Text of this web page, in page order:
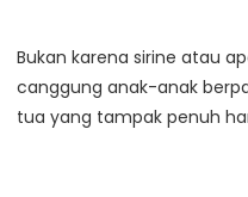
Bukan karena sirine atau
canggung anak-anak
tua yang tampak penuh